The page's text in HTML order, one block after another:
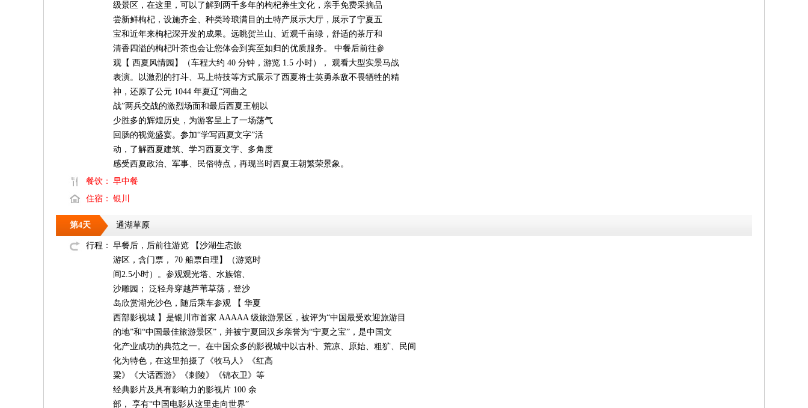
级景区，在这里，可以了解到两千多年的枸杞养生文化，亲手免费采摘品
尝新鲜枸杞，设施齐全、种类玲琅满目的土特产展示大厅，展示了宁夏五
宝和近年来枸杞深开发的成果。远眺贺兰山、近观千亩绿，舒适的茶厅和
清香四溢的枸杞叶茶也会让您体会到宾至如归的优质服务。 中餐后前往参
观【 西夏风情园】（车程大约 40 分钟，游览 1.5 小时）， 观看大型实景马战
表演。以激烈的打斗、马上特技等方式展示了西夏将士英勇杀敌不畏牺牲的精
神，还原了公元 1044 年夏辽“河曲之
战”两兵交战的激烈场面和最后西夏王朝以
少胜多的辉煌历史，为游客呈上了一场荡气
回肠的视觉盛宴。参加“学写西夏文字”活
动，了解西夏建筑、学习西夏文字、多角度
感受西夏政治、军事、民俗特点，再现当时西夏王朝繁荣景象。
餐饮： 早中餐
住宿： 银川
第4天 通湖草原
行程： 早餐后，后前往游览 【沙湖生态旅
游区，含门票， 70 船票自理】（游览时
间2.5小时）。参观观光塔、水族馆、
沙雕园； 泛轻舟穿越芦苇草荡，登沙
岛欣赏湖光沙色，随后乘车参观 【 华夏
西部影视城 】是银川市首家 AAAAA 级旅游景区，被评为“中国最受欢迎旅游目
的地”和“中国最佳旅游景区”，并被宁夏回汉乡亲誉为“宁夏之宝”，是中国文
化产业成功的典范之一。在中国众多的影视城中以古朴、荒凉、原始、粗犷、民间
化为特色，在这里拍摄了《牧马人》《红高
粱》《大话西游》《刺陵》《锦衣卫》等
经典影片及具有影响力的影视片 100 余
部， 享有“中国电影从这里走向世界”